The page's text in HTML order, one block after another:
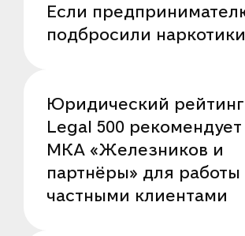
Если
подбросили наркотики
Юридический рейтинг
Legal 500 рекомендует
МКА «Железников и
партнёры» для работы
частными клиентами